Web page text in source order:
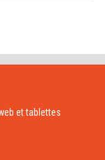
et tablettes